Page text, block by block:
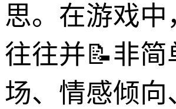
思。在游戏
往往并📝非简
场、情感倾